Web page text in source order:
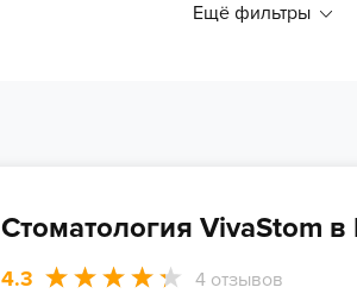
Ещё фильтры
Стоматология VivaStom
4.3 4отзывов